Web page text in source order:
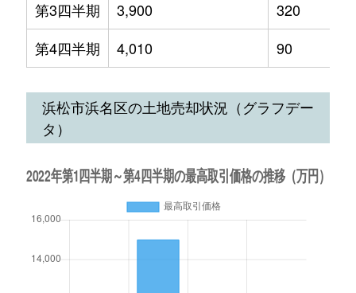
第3四半期 3,900
320
第4四半期
4,010 90
浜松市浜名区の土地売却状況（グラフデー
タ）